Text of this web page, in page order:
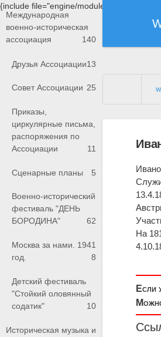
{include file="engine/modules/saperu/
Международная
военно-историческая
ассоциация
140
Друзья Ассоциации13
Совет Ассоциации 25
Приказы,
циркулярные письма,
распоряжения по
Ассоциации
11
Сценарные планы 5
Военно-исторический
фестиваль "ДЕНЬ
БОРОДИНА"
62
Москва за нами. 1941
год.
8
Детский фестиваль
"Стойкий оловянный
содатик"
10
Историческая музыка и
На
Если